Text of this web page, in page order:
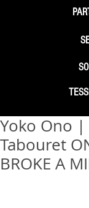
Yoko Ono |
Tabouret
BROKE A